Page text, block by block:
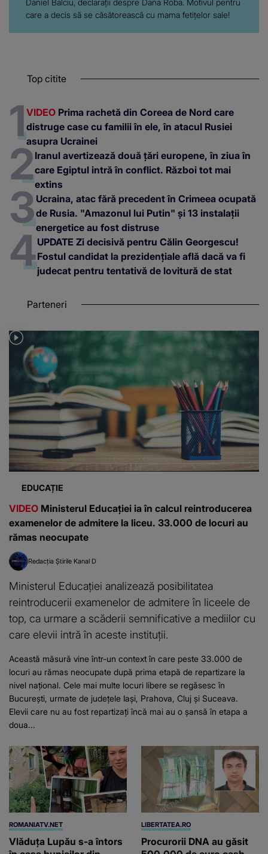
Daniel Balciu, declarații despre Dana Roba. Motivul pentru
care a decis să se căsătorească cu mama fetițelor sale!
Top citite
VIDEO Prima rachetă din Coreea de Nord care
distruge case cu familii în ele, în atacul Rusiei
asupra Ucrainei
Iranul avertizează două țări europene, în ziua în
care Egiptul intră în conflict. Război tot mai
extins
Ucraina, atac fără precedent în Crimeea ocupată
de Rusia. "Amazonul lui Putin" și 13 instalații
energetice au fost distruse
UPDATE Zi decisivă pentru Călin Georgescu!
Fostul candidat la prezidențiale află dacă va fi
judecat pentru tentativă de lovitură de stat
Parteneri
EDUCAȚIE
VIDEO Ministerul Educației ia în calcul reintroducerea
examenelor de admitere la liceu. 33.000 de locuri au
rămas neocupate
Redacția Știrile Kanal D
Ministerul Educației analizează posibilitatea
reintroducerii examenelor de admitere în liceele de
top, ca urmare a scăderii semnificative a mediilor cu
care elevii intră în aceste instituții.
Această măsură vine într-un context în care peste 33.000 de
locuri au rămas neocupate după prima etapă de repartizare la
nivel național. Cele mai multe locuri libere se regăsesc în
București, urmate de județele Iași, Prahova, Cluj și Suceava.
Elevii care nu au fost repartizați încă mai au o șansă în etapa a
doua...
ROMANIATV.NET
Vlăduța Lupău s-a întors
LIBERTATEA.RO
Procurorii DNA au găsit